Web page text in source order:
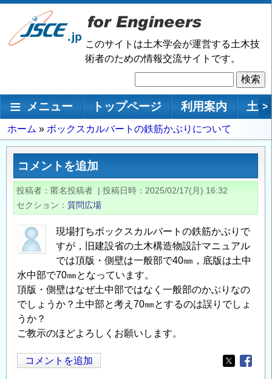
メ
ン
移
このサイトは土木学会が運営する土木技
術者のための情報交流サイトです。
索
メインナビゲーション
メニュー トップページ 利用案内 土 >
パ
ン
ず
ホーム ボックスカルバートの鉄筋かぶりについて
コメントを追加
投稿者 匿名投稿者 | 投稿日時
2025/02/17(月) 16:32
セクション
質問広場
現場打ちボックスカルバートの鉄筋かぶりで
すが，旧建設省の土木構造物設計マニュアル
では頂版・側壁は一般部で40㎜，底版は土中
水中部で70㎜となっています。
頂版・側壁はなぜ土中部ではなく一般部のかぶりなの
でしょうか？土中部と考え70㎜とするのは誤りでしょ
うか？
ご教示のほどよろしくお願いします。
コメントを追加
Opens in